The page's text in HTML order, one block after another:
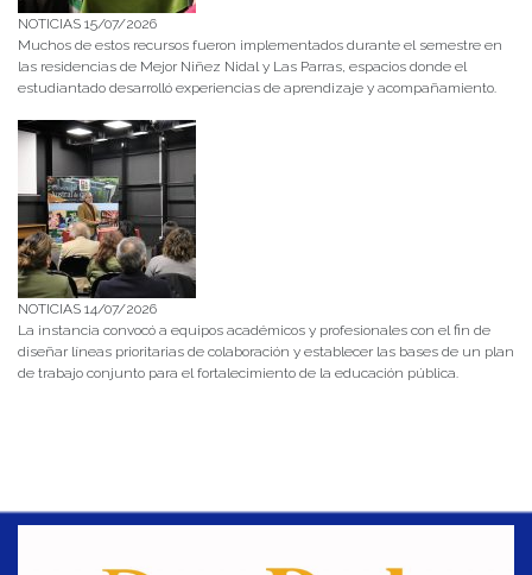
NOTICIAS 15/07/2026
Muchos de estos recursos fueron implementados durante el semestre en
las residencias de Mejor Niñez Nidal y Las Parras, espacios donde el
estudiantado desarrolló experiencias de aprendizaje y acompañamiento.
NOTICIAS 14/07/2026
La instancia convocó a equipos académicos y profesionales con el fin de
diseñar líneas prioritarias de colaboración y establecer las bases de un plan
de trabajo conjunto para el fortalecimiento de la educación pública.